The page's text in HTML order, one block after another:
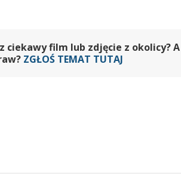
ciekawy film lub zdjęcie z okolicy?
ZGŁOŚ TEMAT TUTAJ